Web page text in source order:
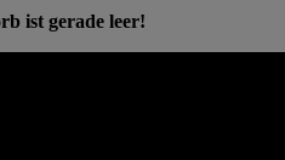
ist gerade leer!